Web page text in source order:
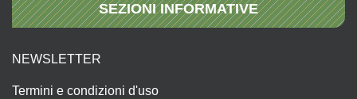
SEZIONI INFORMATIVE
NEWSLETTER
Termini e condizioni d'uso